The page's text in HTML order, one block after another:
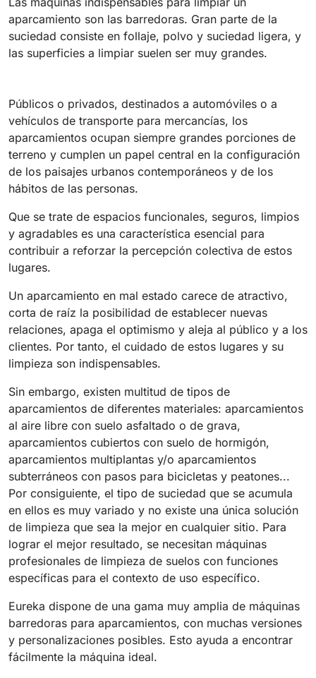
550 mm 2200 m²/h
530 mm 2280 m²/h
E61
610 mm 2625 m²/h
E71
710 mm 3195 m²/h
E81
810 mm 3645 m²/h
Fregadora con operador a bordo
E65
650 mm 3900 m²/h
E75
760 mm 4560 m²/h
E83
830 mm 4980 m²/h
E85
810 mm 6075 m²/h
Tigra
1055 mm 5800 m²/h
Rider Lift
1200 mm 7865 m²/h
1400 mm 12600 m²/h
1570 mm 18840 m²/h
Bull 200
2100 mm
aparcamiento son las barredoras. Gran parte de la
suciedad consiste en follaje, polvo y suciedad ligera, y
las superficies a limpiar suelen ser muy grandes.
Públicos o privados, destinados a automóviles o a
vehículos de transporte para mercancías, los
aparcamientos ocupan siempre grandes porciones de
terreno y cumplen un papel central en la configuración
de los paisajes urbanos contemporáneos y de los
hábitos de las personas.
Que se trate de espacios funcionales, seguros, limpios
y agradables es una característica esencial para
contribuir a reforzar la percepción colectiva de estos
lugares.
Un aparcamiento en mal estado carece de atractivo,
corta de raíz la posibilidad de establecer nuevas
relaciones, apaga el optimismo y aleja al público y a los
clientes. Por tanto, el cuidado de estos lugares y su
limpieza son indispensables.
Sin embargo, existen multitud de tipos de
aparcamientos de diferentes materiales: aparcamientos
al aire libre con suelo asfaltado o de grava,
aparcamientos cubiertos con suelo de hormigón,
aparcamientos multiplantas y/o aparcamientos
subterráneos con pasos para bicicletas y peatones...
Por consiguiente, el tipo de suciedad que se acumula
en ellos es muy variado y no existe una única solución
de limpieza que sea la mejor en cualquier sitio. Para
lograr el mejor resultado, se necesitan máquinas
profesionales de limpieza de suelos con funciones
específicas para el contexto de uso específico.
Eureka dispone de una gama muy amplia de máquinas
barredoras para aparcamientos, con muchas versiones
y personalizaciones posibles. Esto ayuda a encontrar
fácilmente la máquina ideal.